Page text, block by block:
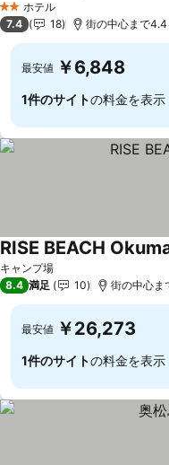
2 ホテルのランク
ホテル
7.4 18 街の中心まで
最安値 ￥6,848
1件のサイトの料金を表示
キャンプ場
RISE BEACH
8.4 満足 10 街の中心ま
最安値 ￥26,273
1件のサイトの料金を表示